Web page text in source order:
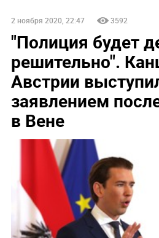
2 ноября 2020, 22:47 3592
"Полиция будет
решительно".
Австрии
заявлением
в Вене